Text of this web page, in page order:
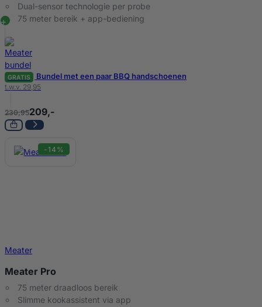
Dual-sensor technologie per probe
75 meter bereik + app-bediening
GRATIS Bundel met een paar BBQ handschoenen
t.w.v. 29,95
230,95209,-
-14%
Meater
Meater Pro
75 meter draadloos bereik
Slimme kookassistent via app